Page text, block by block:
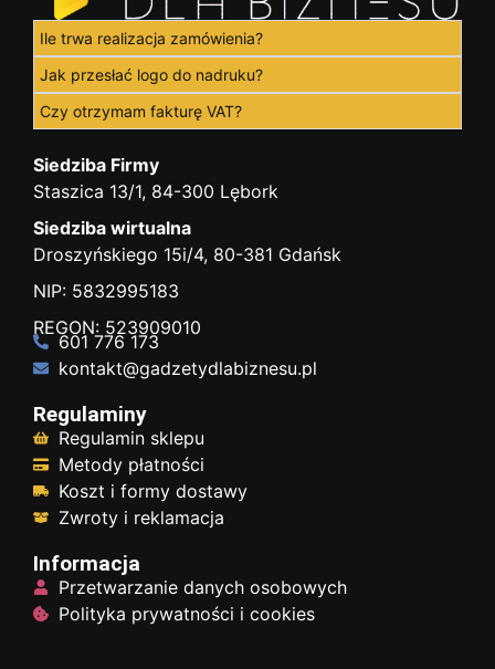
Ile trwa realizacja zamówienia?
Jak przesłać logo do nadruku?
Czy otrzymam fakturę VAT?
Siedziba Firmy
Staszica 13/1, 84-300 Lębork
Siedziba wirtualna
Droszyńskiego 15i/4, 80-381 Gdańsk
NIP: 5832995183
REGON: 523909010
601 776 173
kontakt@gadzetydlabiznesu.pl
Regulaminy
Regulamin sklepu
Metody płatności
Koszt i formy dostawy
Zwroty i reklamacja
Informacja
Przetwarzanie danych osobowych
Polityka prywatności i cookies